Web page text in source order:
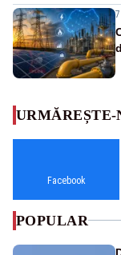
URMĂREȘTE-
Facebook
POPULAR